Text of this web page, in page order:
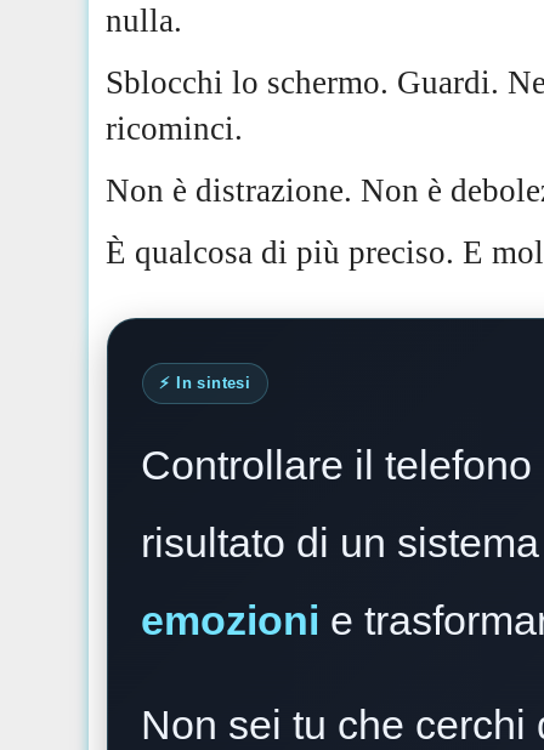
nulla.
Sblocchi lo schermo. Guardi.
ricominci.
Non è distrazione. Non è
È qualcosa di più preciso. E
⚡️ In sintesi
Controllare il telefono
risultato di un
emozioni e
Non sei tu che cerchi